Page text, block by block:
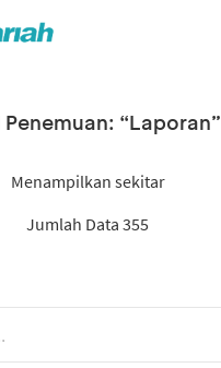
Penemuan: “Laporan”
Menampilkan sekitar
Jumlah Data 355